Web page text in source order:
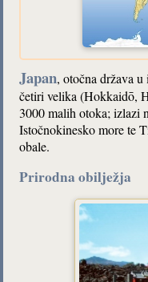
Japan, otočna država
četiri velika (Hokkaidō,
3000 malih otoka; izlazi
Istočnokinesko more te
obale.
Prirodna obilježja